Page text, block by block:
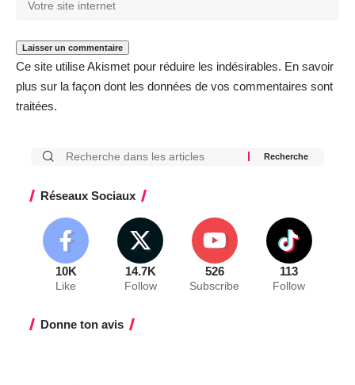
Ce site utilise Akismet pour réduire les indésirables. En savoir
plus sur la façon dont les données de vos commentaires sont
traitées.
Réseaux Sociaux
10K
Like
14.7K
Follow
526
Subscribe
113
Follow
Donne ton avis